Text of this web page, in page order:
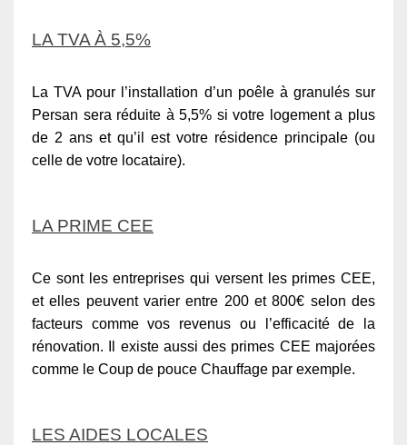
LA TVA À 5,5%
La TVA pour l’installation d’un poêle à granulés sur
Persan sera réduite à 5,5% si votre logement a plus
de 2 ans et qu’il est votre résidence principale (ou
celle de votre locataire).
LA PRIME CEE
Ce sont les entreprises qui versent les primes CEE,
et elles peuvent varier entre 200 et 800€ selon des
facteurs comme vos revenus ou l’efficacité de la
rénovation. Il existe aussi des primes CEE majorées
comme le Coup de pouce Chauffage par exemple.
LES AIDES LOCALES